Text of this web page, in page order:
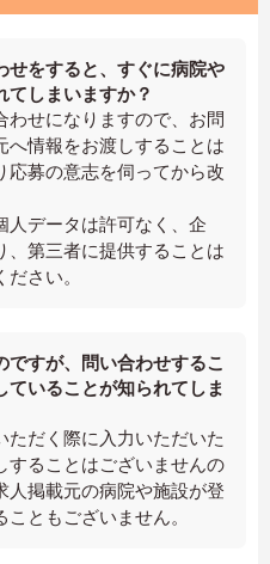
せをすると、すぐに病院や
てしまいますか？
わせになりますので、お問
へ情報をお渡しすることは
応募の意志を伺ってから改
人データは許可なく、企
、第三者に提供することは
さい。
ですが、問い合わせするこ
ていることが知られてしま
ただく際に入力いただいた
することはございませんの
人掲載元の病院や施設が登
ともございません。